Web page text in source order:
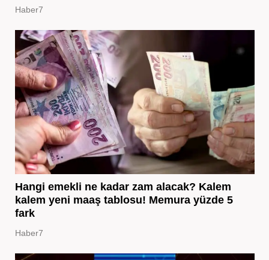
Haber7
Hangi emekli ne kadar zam alacak? Kalem
kalem yeni maaş tablosu! Memura yüzde 5
fark
Haber7